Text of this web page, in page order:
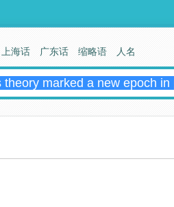
上海话 广东话 缩略语 人名